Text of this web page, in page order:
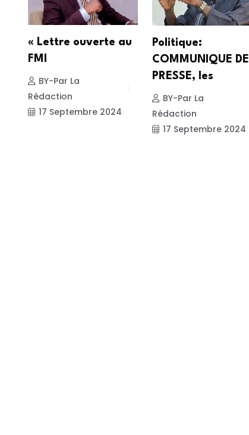
« Lettre ouverte au
FMI
BY-Par La
Rédaction
17 Septembre 2024
Politique:
COMMUNIQUE DE
PRESSE, les
BY-Par La
Rédaction
17 Septembre 2024